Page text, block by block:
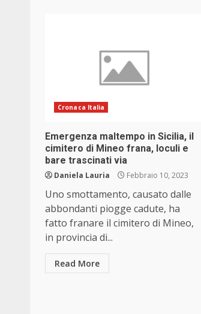
Cronaca Italia
Emergenza maltempo in Sicilia, il
cimitero di Mineo frana, loculi e
bare trascinati via
Daniela Lauria Febbraio 10, 2023
Uno smottamento, causato dalle
abbondanti piogge cadute, ha
fatto franare il cimitero di Mineo,
in provincia di...
Read More